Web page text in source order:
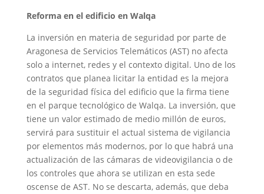
Reforma en el edificio en Walqa
La inversión en materia de seguridad por parte de
Aragonesa de Servicios Telemáticos (AST) no afecta
solo a internet, redes y el contexto digital. Uno de los
contratos que planea licitar la entidad es la mejora
de la seguridad física del edificio que la firma tiene
en el parque tecnológico de Walqa. La inversión, que
tiene un valor estimado de medio millón de euros,
servirá para sustituir el actual sistema de vigilancia
por elementos más modernos, por lo que habrá una
actualización de las cámaras de videovigilancia o de
los controles que ahora se utilizan en esta sede
oscense de AST. No se descarta, además, que deba